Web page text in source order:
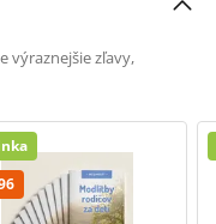
výraznejšie zľavy,